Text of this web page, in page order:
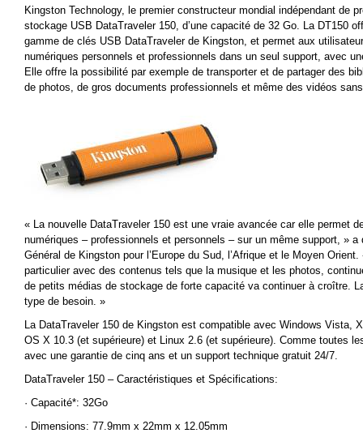
Kingston Technology, le premier constructeur mondial indépendant de
stockage USB DataTraveler 150, d’une capacité de 32 Go. La DT150
gamme de clés USB DataTraveler de Kingston, et permet aux
numériques personnels et professionnels dans un seul support, avec
Elle offre la possibilité par exemple de transporter et de partager des
de photos, de gros documents professionnels et même des vidéos
« La nouvelle DataTraveler 150 est une vraie avancée car elle permet
numériques – professionnels et personnels – sur un même support, » a
Général de Kingston pour l’Europe du Sud, l’Afrique et le Moyen
particulier avec des contenus tels que la musique et les photos,
de petits médias de stockage de forte capacité va continuer à croître.
type de besoin. »
La DataTraveler 150 de Kingston est compatible avec Windows Vista,
OS X 10.3 (et supérieure) et Linux 2.6 (et supérieure). Comme toutes
avec une garantie de cinq ans et un support technique gratuit 24/7.
DataTraveler 150 – Caractéristiques et Spécifications:
· Capacité*: 32Go
· Dimensions: 77.9mm x 22mm x 12.05mm